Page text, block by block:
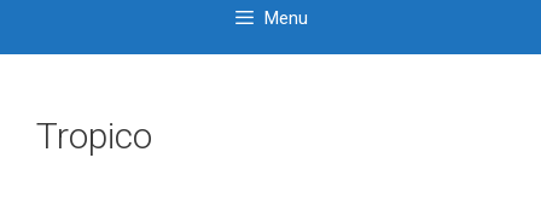
Menu
Tropico